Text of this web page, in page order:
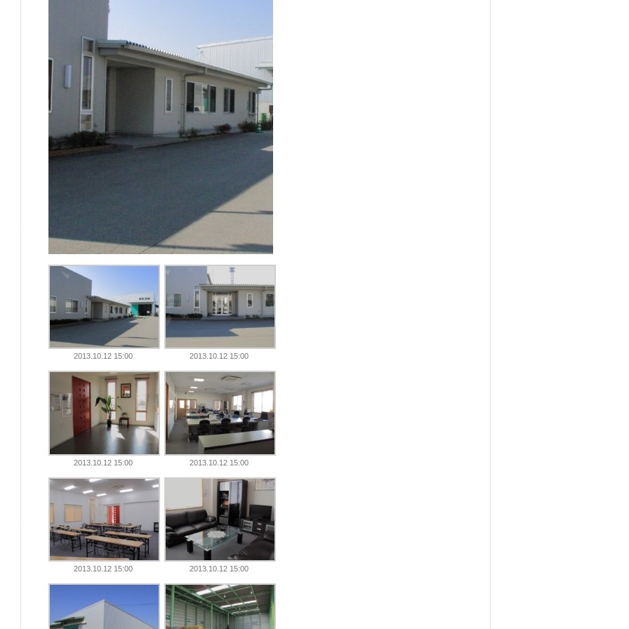
2013.10.12 15:00 2013.10.12 15:00
2013.10.12 15:00 2013.10.12 15:00
2013.10.12 15:00 2013.10.12 15:00